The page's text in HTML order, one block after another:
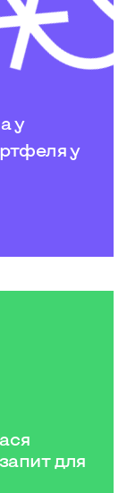
у
у
для